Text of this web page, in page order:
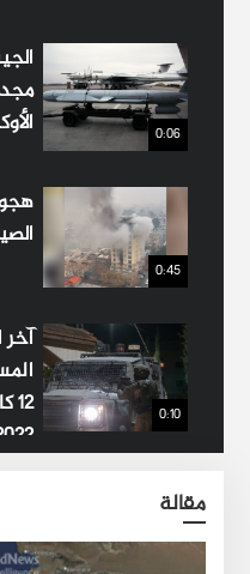
0:06
0:45
0:10
آخر
مقالة